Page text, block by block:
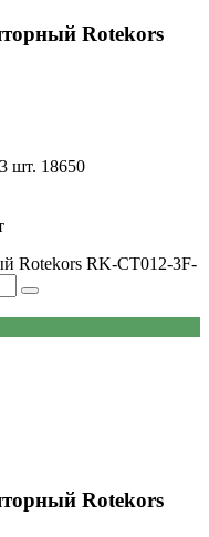
Rotekors
шт. 18650
Rotekors RK-CT012-3F-
Rotekors